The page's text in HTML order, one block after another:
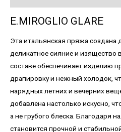
E.MIROGLIO GLARE
Эта итальянская пряжа создана
деликатное сияние и изящество
составе обеспечивает изделию
драпировку и нежный холодок,
нарядных летних и вечерних
добавлена настолько искусно,
а не грубого блеска. Благодаря
становится прочной и